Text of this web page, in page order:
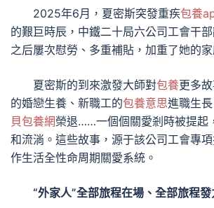
2025年6月，夏密斯突發重疾包養
的艱巨時辰，中鐵二十局六公司工會干
之后屢次慰勞、多重補貼，加重了她的家
夏密斯的到來激發大師對包養更多
的婚戀生養、新職工的包養意思進職生
貝包養網榮退……一個個關愛剎時被提起
和流淌。這些故事，源于該公司工會專
作生活全性命周期關愛系統。
“外家人”全部旅程在場、全部旅程發